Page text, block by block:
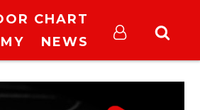
CHART
NEWS